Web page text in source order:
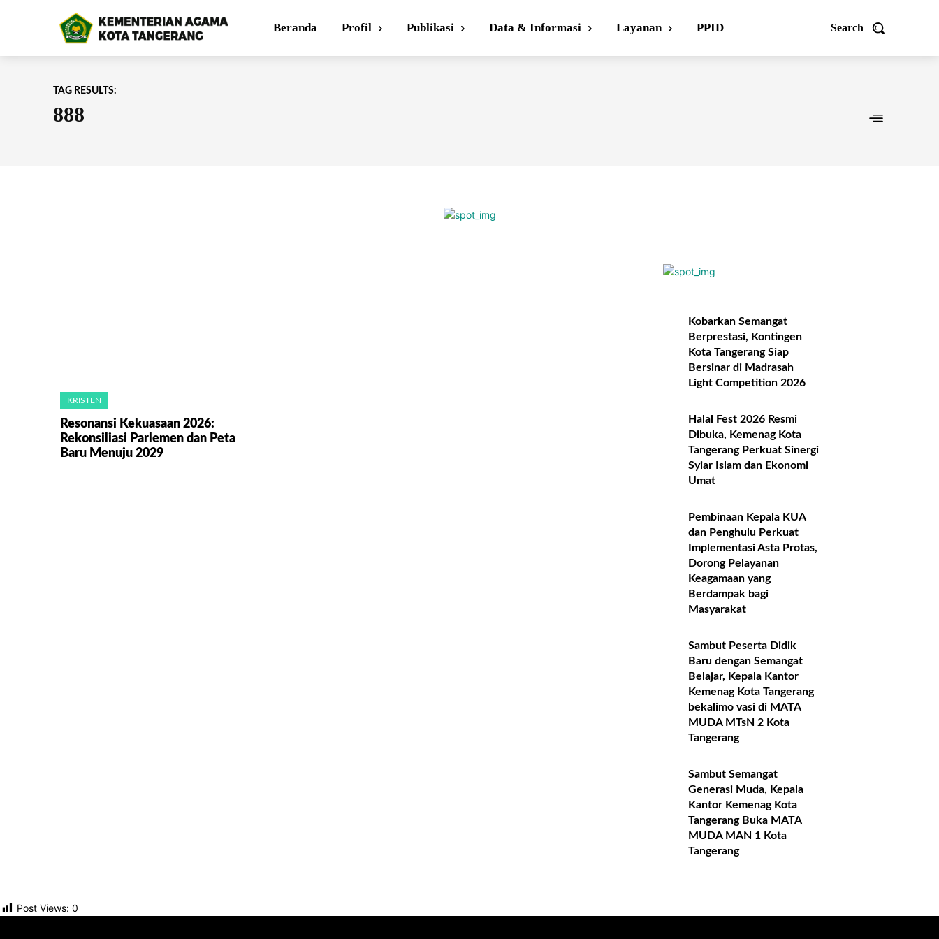
Search
Beranda Profil Publikasi Data & Informasi Layanan PPID
TAG RESULTS:
888
KRISTEN
Resonansi Kekuasaan 2026:
Rekonsiliasi Parlemen dan Peta
Baru Menuju 2029
Kobarkan Semangat
Berprestasi, Kontingen
Kota Tangerang Siap
Bersinar di Madrasah
Light Competition 2026
Halal Fest 2026 Resmi
Dibuka, Kemenag Kota
Tangerang Perkuat Sinergi
Syiar Islam dan Ekonomi
Umat
Pembinaan Kepala KUA
dan Penghulu Perkuat
Implementasi Asta Protas,
Dorong Pelayanan
Keagamaan yang
Berdampak bagi
Masyarakat
Sambut Peserta Didik
Baru dengan Semangat
Belajar, Kepala Kantor
Kemenag Kota Tangerang
bekalimo vasi di MATA
MUDA MTsN 2 Kota
Tangerang
Sambut Semangat
Generasi Muda, Kepala
Kantor Kemenag Kota
Tangerang Buka MATA
MUDA MAN 1 Kota
Tangerang
Post Views: 0